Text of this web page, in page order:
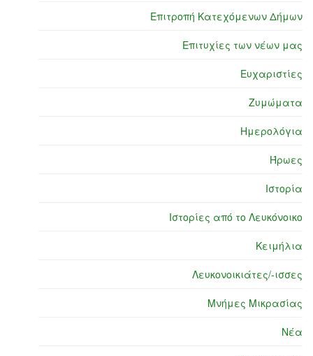
Επιτροπή Κατεχόμενων Δήμων
Επιτυχίες των νέων μας
Ευχαριστίες
Ζυμώματα
Ημερολόγια
Ήρωες
Ιστορία
Ιστορίες από το Λευκόνοικο
Κειμήλια
Λευκονοικιάτες/-ισσες
Μνήμες Μικρασίας
Νέα